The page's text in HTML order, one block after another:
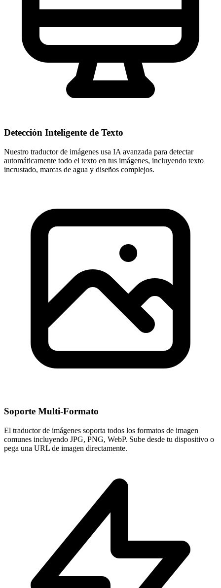
Detección Inteligente de Texto
Nuestro traductor de imágenes usa IA avanzada para detectar
automáticamente todo el texto en tus imágenes, incluyendo texto
incrustado, marcas de agua y diseños complejos.
Soporte Multi-Formato
El traductor de imágenes soporta todos los formatos de imagen
comunes incluyendo JPG, PNG, WebP. Sube desde tu dispositivo o
pega una URL de imagen directamente.